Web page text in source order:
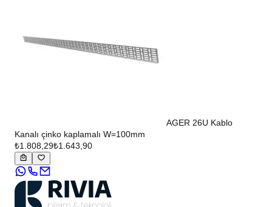
AGER 26U Kablo
Kanalı çinko kaplamalı W=100mm
₺1.808,29₺1.643,90